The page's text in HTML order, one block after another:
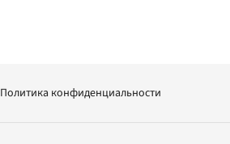
Политика конфиденциальности